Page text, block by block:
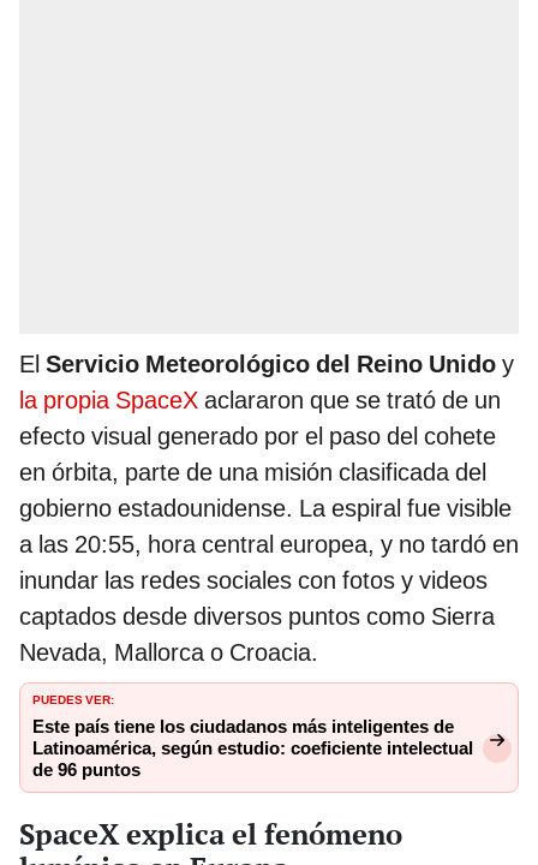
El Servicio Meteorológico del Reino Unido y
la propia SpaceX aclararon que se trató de un
efecto visual generado por el paso del cohete
en órbita, parte de una misión clasificada del
gobierno estadounidense. La espiral fue visible
a las 20:55, hora central europea, y no tardó en
inundar las redes sociales con fotos y videos
captados desde diversos puntos como Sierra
Nevada, Mallorca o Croacia.
PUEDES VER:
Este país tiene los ciudadanos más inteligentes de
Latinoamérica, según estudio: coeficiente intelectual
de 96 puntos
SpaceX explica el fenómeno